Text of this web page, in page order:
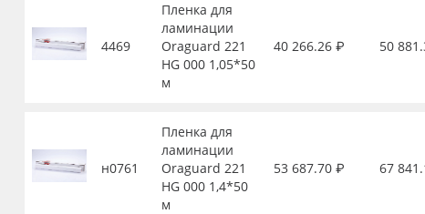
4469
Пленка для
ламинации
Oraguard 221
HG 000 1,05*50
м
40 266.26 ₽ 50
н0761
Пленка для
ламинации
Oraguard 221
HG 000 1,4*50
м
53 687.70 ₽ 67